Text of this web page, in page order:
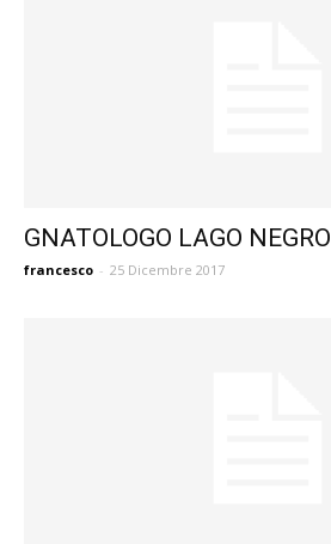
GNATOLOGO LAGO NEGRO
francesco - 25 Dicembre 2017